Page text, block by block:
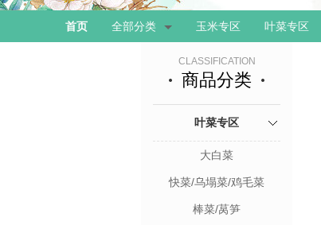
首页 全部分类 玉米专区 叶菜专区
CLASSIFICATION
商品分类
叶菜专区
大白菜
快菜/乌塌菜/鸡毛菜
棒菜/莴笋